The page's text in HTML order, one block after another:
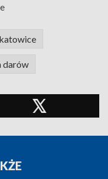
darów